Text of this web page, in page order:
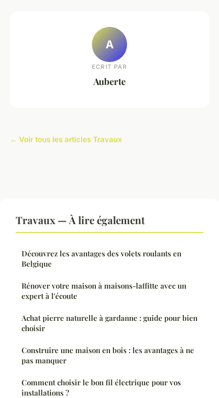
A
ECRIT PAR
Auberte
← Voir tous les articles Travaux
Travaux — À lire également
Découvrez les avantages des volets roulants en
Belgique
Rénover votre maison à maisons-laffitte avec un
expert à l'écoute
Achat pierre naturelle à gardanne : guide pour bien
choisir
Construire une maison en bois : les avantages à ne
pas manquer
Comment choisir le bon fil électrique pour vos
installations ?